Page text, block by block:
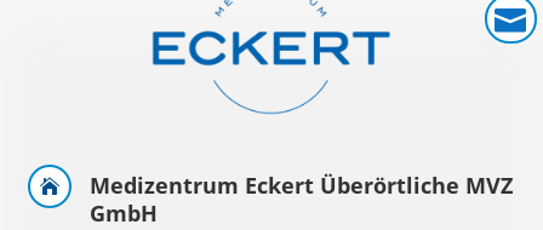


Medizentrum Eckert Überörtliche MVZ
GmbH